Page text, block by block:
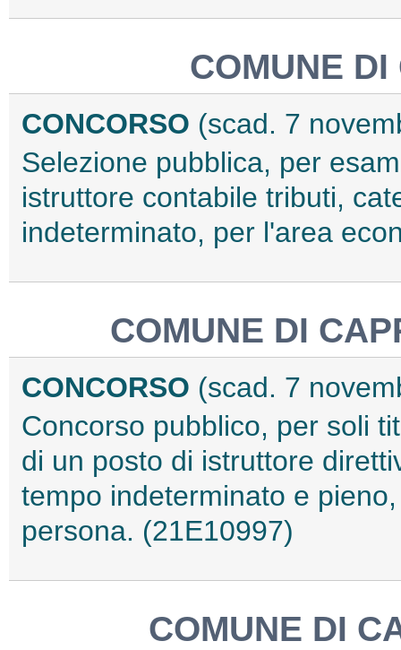
COMUNE
CONCORSO (scad. 7
Selezione pubblica, per
istruttore contabile tributi,
indeterminato, per l'area
COMUNE DI
CONCORSO (scad. 7
Concorso pubblico, per soli
di un posto di istruttore
tempo indeterminato e
persona. (21E10997)
COMUNE DI